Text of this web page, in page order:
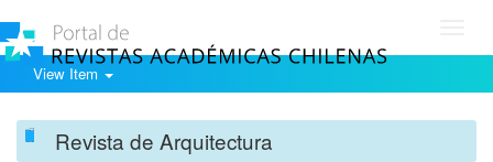
View Item
Revista de Arquitectura